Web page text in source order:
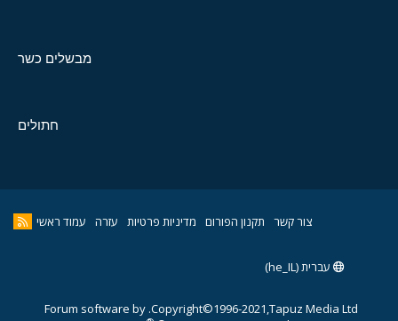
מבשלים כשר
חתולים
צור קשר תקנון הפורום מדיניות פרטיות עזרה עמוד ראשי
עברית (he_IL)
Copyright©1996-2021,Tapuz Media Ltd.
Forum software by